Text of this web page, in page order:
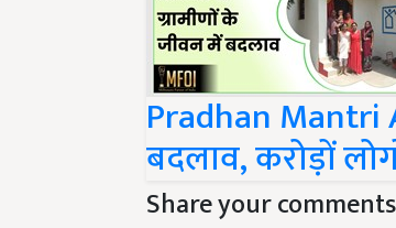
Pradhan Mantri
बदलाव, करोड़ों
Share your comments